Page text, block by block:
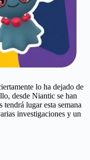
lo ha dejado de
desde Niantic se han
lugar esta semana
investigaciones y un